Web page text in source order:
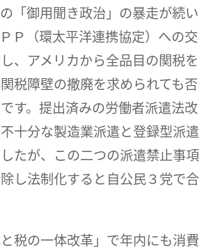
「御用聞き政治」の暴走が続い
Ｐ（環太平洋連携協定）への交
、アメリカから全品目の関税を
税障壁の撤廃を求められても否
す。提出済みの労働者派遣法改
十分な製造業派遣と登録型派遣
たが、この二つの派遣禁止事項
し法制化すると自公民３党で合
税の一体改革」で年内にも消費